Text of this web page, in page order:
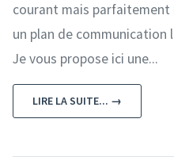
courant mais parfaitement
un plan de communication
Je vous propose ici une...
LIRE LA SUITE... →